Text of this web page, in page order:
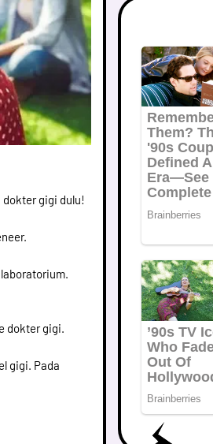
gigi dulu!
dokter gigi.
gigi. Pada